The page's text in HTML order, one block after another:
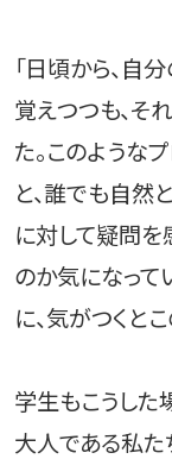
「日頃から、自
覚えつつも、そ
た。このような
と、誰でも自然
に対して疑問を
のか気になって
に、気がつくと
学生もこうした
大人である私た